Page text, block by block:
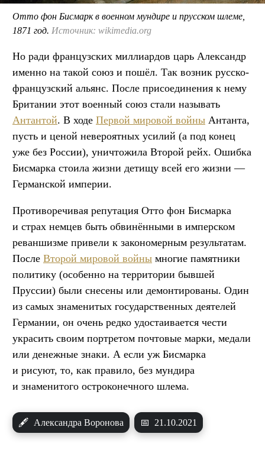
Отто фон Бисмарк в военном мундире и прусском шлеме,
1871 год. Источник: wikimedia.org
Но ради французских миллиардов царь Александр
именно на такой союз и пошёл. Так возник русско-
французский альянс. После присоединения к нему
Британии этот военный союз стали называть
Антантой. В ходе Первой мировой войны Антанта,
пусть и ценой невероятных усилий (а под конец
уже без России), уничтожила Второй рейх. Ошибка
Бисмарка стоила жизни детищу всей его жизни —
Германской империи.
Противоречивая репутация Отто фон Бисмарка
и страх немцев быть обвинёнными в имперском
реваншизме привели к закономерным результатам.
После Второй мировой войны многие памятники
политику (особенно на территории бывшей
Пруссии) были снесены или демонтированы. Один
из самых знаменитых государственных деятелей
Германии, он очень редко удостаивается чести
украсить своим портретом почтовые марки, медали
или денежные знаки. А если уж Бисмарка
и рисуют, то, как правило, без мундира
и знаменитого остроконечного шлема.
🖋 Александра Воронова 📅 21.10.2021